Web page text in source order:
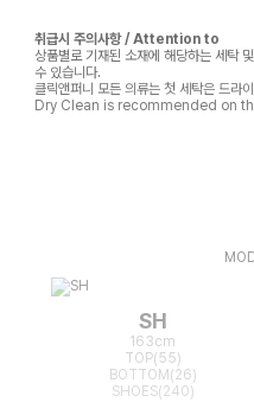
취급시 주의사항 / Attention to
상품별로 기재된 소재에 해당하는 세탁
수 있습니다.
클릭앤퍼니 모든 의류는 첫 세탁은 드라
Dry Clean is recommended on
SH
163cm
TOP(55)
BOTTOM(26)
SHOES(240)